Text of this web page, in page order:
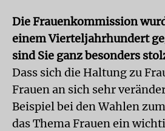
Die Frauenkommission
einem Vierteljahrhundert
sind Sie ganz besonders
Dass sich die Haltung zu
Frauen an sich sehr
Beispiel bei den Wahlen
das Thema Frauen ein